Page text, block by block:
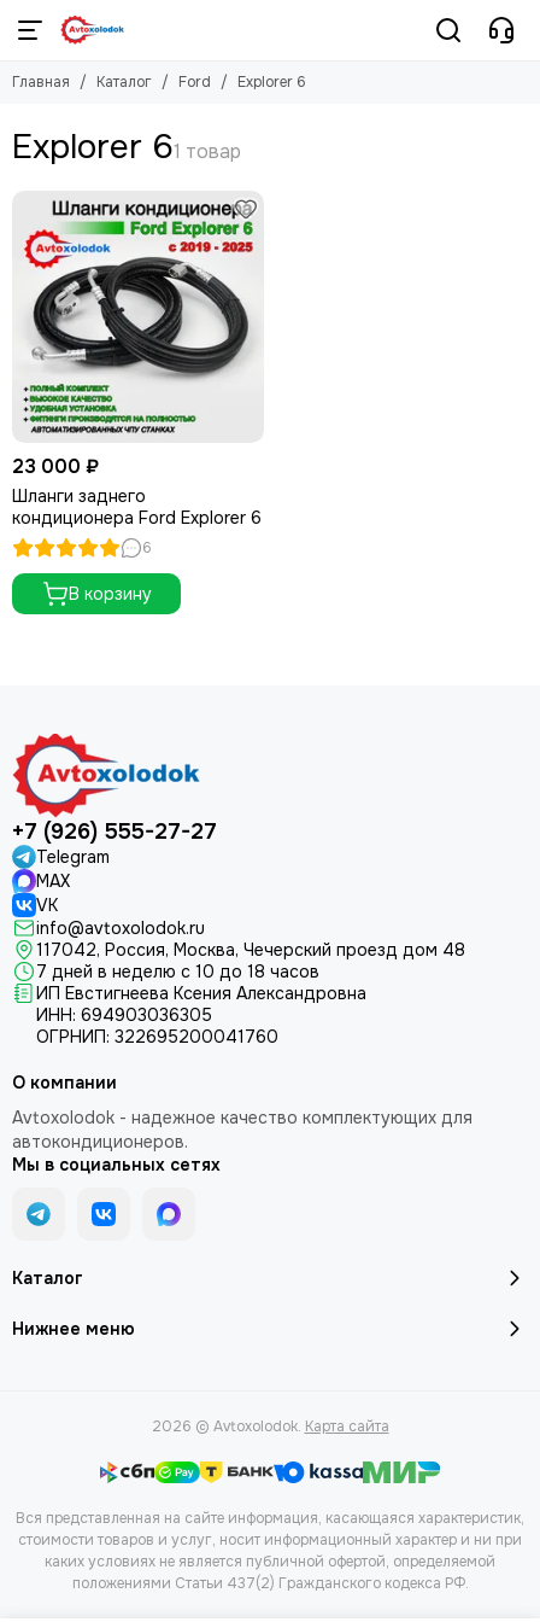
Ford
Explorer 5
Galaxy
Главная Каталог Ford Explorer 6
Explorer 6
23 000 ₽
Шланги заднего
кондиционера Ford Explorer 6
6
В корзину
+7 (926) 555-27-27
Telegram
MAX
VK
info@avtoxolodok.ru
117042, Россия, Москва, Чечерский проезд дом 48
7 дней в неделю с 10 до 18 часов
ИП Евстигнеева Ксения Александровна
ИНН: 694903036305
ОГРНИП: 322695200041760
Каталог
Нижнее меню
О компании
Avtoxolodok - надежное качество комплектующих для
автокондиционеров.
Мы в социальных сетях
2026 © Avtoxolodok. Карта сайта
Вся представленная на сайте информация, касающаяся характеристик,
стоимости товаров и услуг, носит информационный характер и ни при
каких условиях не является публичной офертой, определяемой
положениями Статьи 437(2) Гражданского кодекса РФ.